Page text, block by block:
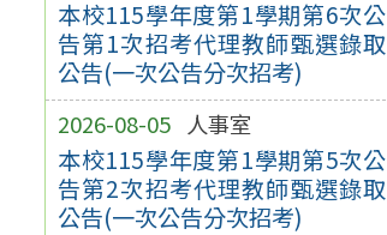
本校115學年度第1學期第6次公
告第1次招考代理教師甄選錄取
公告(一次公告分次招考)
2026-08-05 人事室
本校115學年度第1學期第5次公
告第2次招考代理教師甄選錄取
公告(一次公告分次招考)